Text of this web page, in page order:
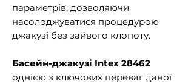
параметрів, дозволяючи
насолоджуватися процедурою
джакузі без зайвого клопоту.
Басейн-джакузі Intex 28462
однією з ключових переваг даної